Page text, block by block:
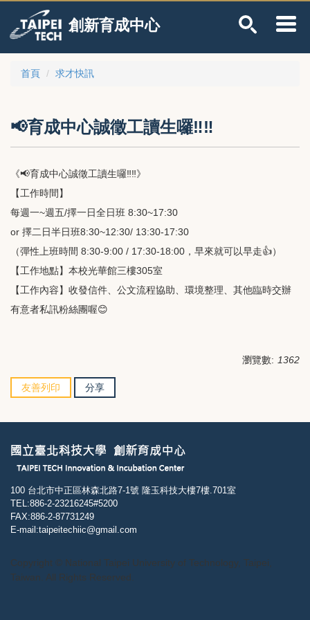
主
要
創新育成中心
首頁 求才快訊
📢育成中心誠徵工讀生囉‼‼
《📢育成中心誠徵工讀生囉‼‼》
【工作時間】
每週一~週五/擇一日全日班 8:30~17:30
or 擇二日半日班8:30~12:30/ 13:30-17:30
（彈性上班時間 8:30-9:00 / 17:30-18:00，早來就可以早走👍）
【工作地點】本校光華館三樓305室
【工作內容】收發信件、公文流程協助、環境整理、其他臨時交辦
有意者私訊粉絲團喔😊
瀏覽數: 1362
友善列印 分享
100 台北市中正區林森北路7-1號 隆玉科技大樓7樓.701室
TEL:886-2-23216245#5200
FAX:886-2-87731249
E-mail:taipeitechiic@gmail.com
Copyright © National Taipei University of Technology, Taipei,
Taiwan. All Rights Reserved.